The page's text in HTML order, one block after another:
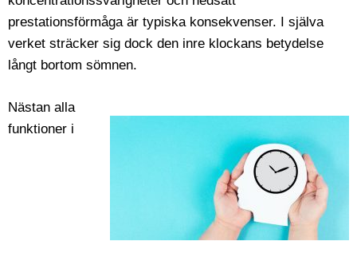
prestationsförmåga är typiska konsekvenser. I själva
verket sträcker sig dock den inre klockans betydelse
långt bortom sömnen.
Nästan alla
funktioner i